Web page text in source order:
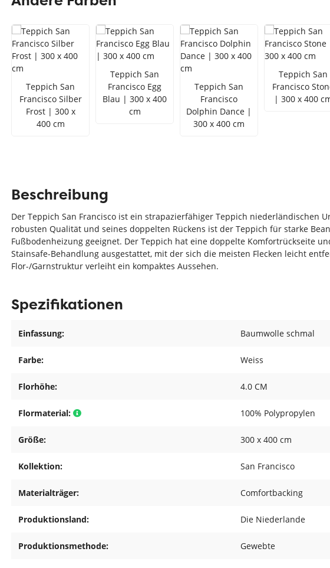
Teppich Rot
Zur Kategorie Teppich Farben
Zur Kategorie Teppich Sorten
Teppich San
Francisco Silber
Frost | 300 x
400 cm
Teppich San
Francisco Egg
Blau | 300 x 400
cm
Teppich San
Francisco
Dolphin Dance |
300 x 400 cm
Teppich San
Francisco
| 300 x 400
Beschreibung
Der Teppich San Francisco ist ein strapazierfähiger Teppich niederländischen
robusten Qualität und seines doppelten Rückens ist der Teppich für starke
Fußbodenheizung geeignet. Der Teppich hat eine doppelte Komfortrückseite
Stainsafe-Behandlung ausgestattet, mit der sich die meisten Flecken leicht
Flor-/Garnstruktur verleiht ein kompaktes Aussehen.
Spezifikationen
Einfassung: Baumwolle schmal
Farbe: Weiss
Florhöhe: 4.0 CM
Flormaterial: 100% Polypropylen
Größe: 300 x 400 cm
Kollektion: San Francisco
Materialträger: Comfortbacking
Produktionsland: Die Niederlande
Produktionsmethode: Gewebte